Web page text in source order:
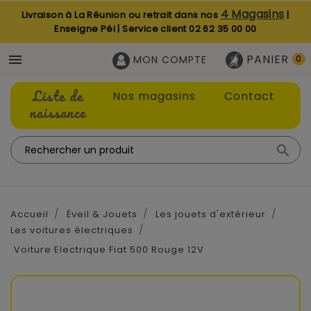
Livraison à La Réunion ou retrait dans nos 4 Magasins |
Enseigne Péi | Service client02 62 35 00 00
 PANIER 0
MON COMPTE
Liste de
naissance
Nos magasins Contact

Accueil Éveil & Jouets
Les jouets d'extérieur
Les voitures électriques
Voiture Electrique Fiat 500 Rouge 12V